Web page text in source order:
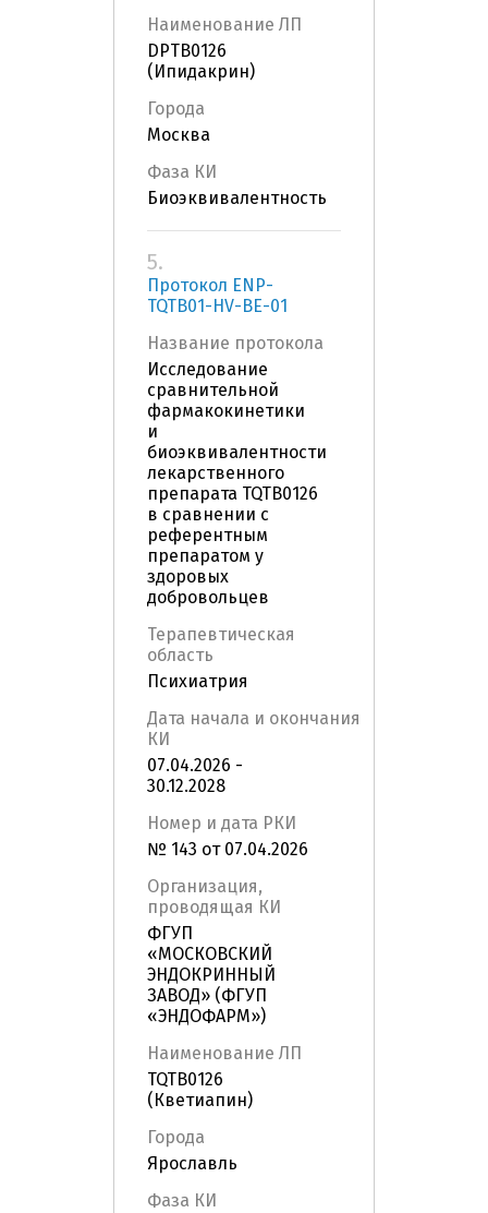
Наименование ЛП
DPTB0126
(Ипидакрин)
Города
Москва
Фаза КИ
Биоэквивалентность
5.
Протокол ENP-
TQTB01-HV-BE-01
Название протокола
Исследование
сравнительной
фармакокинетики
и
биоэквивалентности
лекарственного
препарата TQTB0126
в сравнении с
референтным
препаратом у
здоровых
добровольцев
Терапевтическая
область
Психиатрия
Дата начала и окончания
КИ
07.04.2026 -
30.12.2028
Номер и дата РКИ
№ 143 от 07.04.2026
Организация,
проводящая КИ
ФГУП
«МОСКОВСКИЙ
ЭНДОКРИННЫЙ
ЗАВОД» (ФГУП
«ЭНДОФАРМ»)
Наименование ЛП
TQTB0126
(Кветиапин)
Города
Ярославль
Фаза КИ